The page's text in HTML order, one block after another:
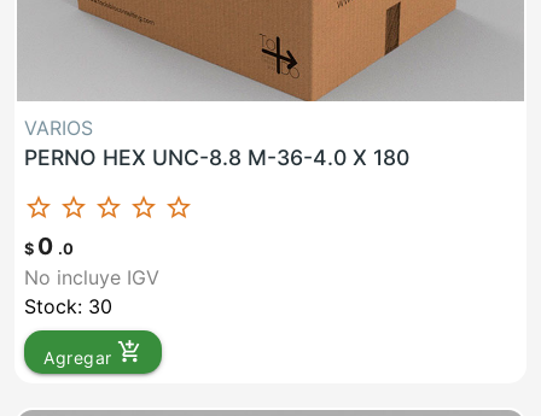
VARIOS
PERNO HEX UNC-8.8 M-36-4.0 X 180
star_border star_border star_border star_border star_border
$ 0 .0
No incluye IGV
Stock: 30
Agregar add_shopping_cart